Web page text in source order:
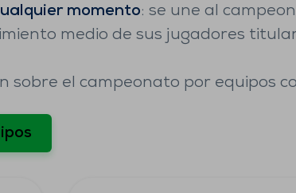
momento: se une al
medio de sus jugadores
sobre el campeonato por equipos